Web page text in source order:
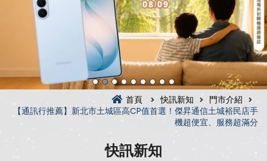
首頁 快訊新知
門市介紹
【通訊行推薦】新北市土城區高CP值首選！傑昇通信土城裕民店手
機超便宜、服務超滿分
快訊新知